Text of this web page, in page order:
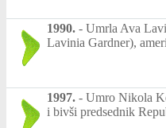
1990. - Umrla Ava
Lavinia Gardner),
1997. - Umro Nikola
i bivši predsednik